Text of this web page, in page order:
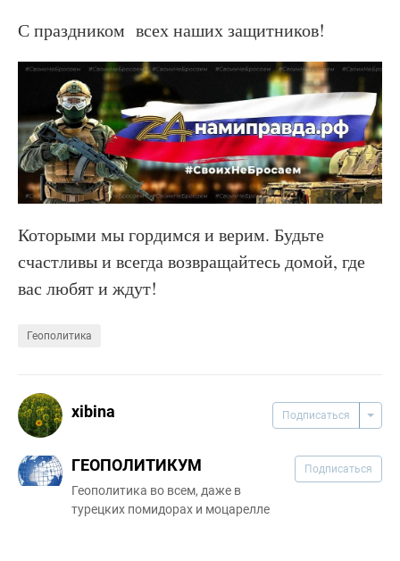
С праздником всех наших защитников!
Которыми мы гордимся и верим. Будьте
счастливы и всегда возвращайтесь домой, где
вас любят и ждут!
Геополитика
Подписаться
xibina
ГЕОПОЛИТИКУМ
Геополитика во всем, даже в
турецких помидорах и моцарелле
Подписаться